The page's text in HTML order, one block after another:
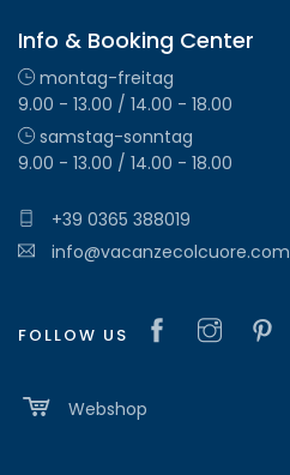
Info & Booking Center
montag-freitag
9.00 - 13.00 / 14.00 - 18.00
samstag-sonntag
9.00 - 13.00 / 14.00 - 18.00
+39 0365 388019
info@vacanzecolcuore.com
FOLLOW US
Webshop